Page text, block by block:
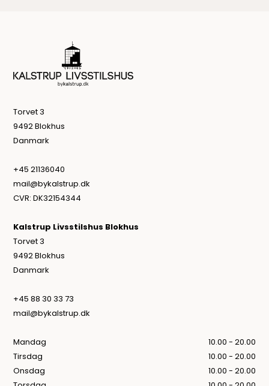
Torvet 3
9492 Blokhus
Danmark
+45 21136040
mail@bykalstrup.dk
CVR: DK32154344
Kalstrup Livsstilshus Blokhus
Torvet 3
9492 Blokhus
Danmark
+45 88 30 33 73
mail@bykalstrup.dk
Mandag
10.00 - 20.00
Tirsdag
10.00 - 20.00
Onsdag
10.00 - 20.00